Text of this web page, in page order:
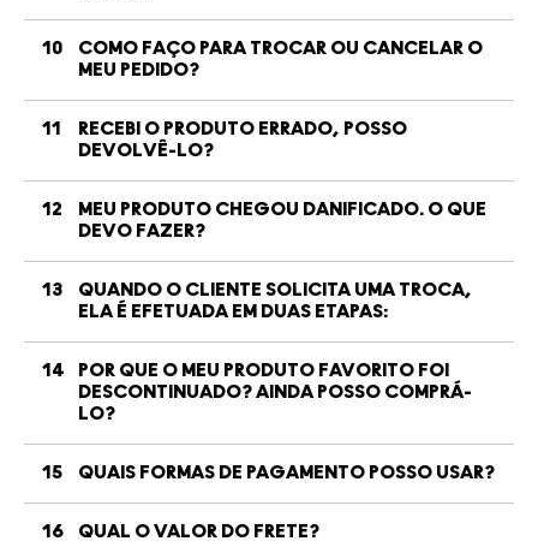
10
COMO FAÇO PARA TROCAR OU CANCELAR O
MEU PEDIDO?
11
RECEBI O PRODUTO ERRADO, POSSO
DEVOLVÊ-LO?
12
MEU PRODUTO CHEGOU DANIFICADO. O QUE
DEVO FAZER?
13
QUANDO O CLIENTE SOLICITA UMA TROCA,
ELA É EFETUADA EM DUAS ETAPAS:
14
POR QUE O MEU PRODUTO FAVORITO FOI
DESCONTINUADO? AINDA POSSO COMPRÁ-
LO?
15 QUAIS FORMAS DE PAGAMENTO POSSO USAR?
16 QUAL O VALOR DO FRETE?